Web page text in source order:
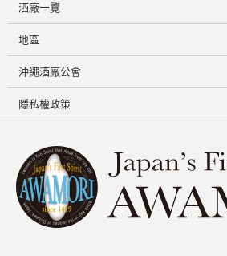
酒廠一覽
地區
沖繩酒廠公會
隱私權政策